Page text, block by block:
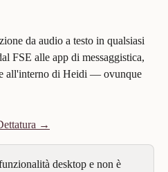
da audio a testo in qualsiasi
FSE alle app di messaggistica,
all'interno di Heidi — ovunque
→
desktop e non è